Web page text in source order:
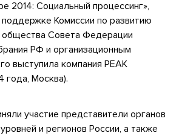
2014: Социальный процессинг»,
Комиссии по развитию
Совета Федерации
РФ и организационным
выступила компания PEAK
года, Москва).
участие представители органов
и регионов России, а также